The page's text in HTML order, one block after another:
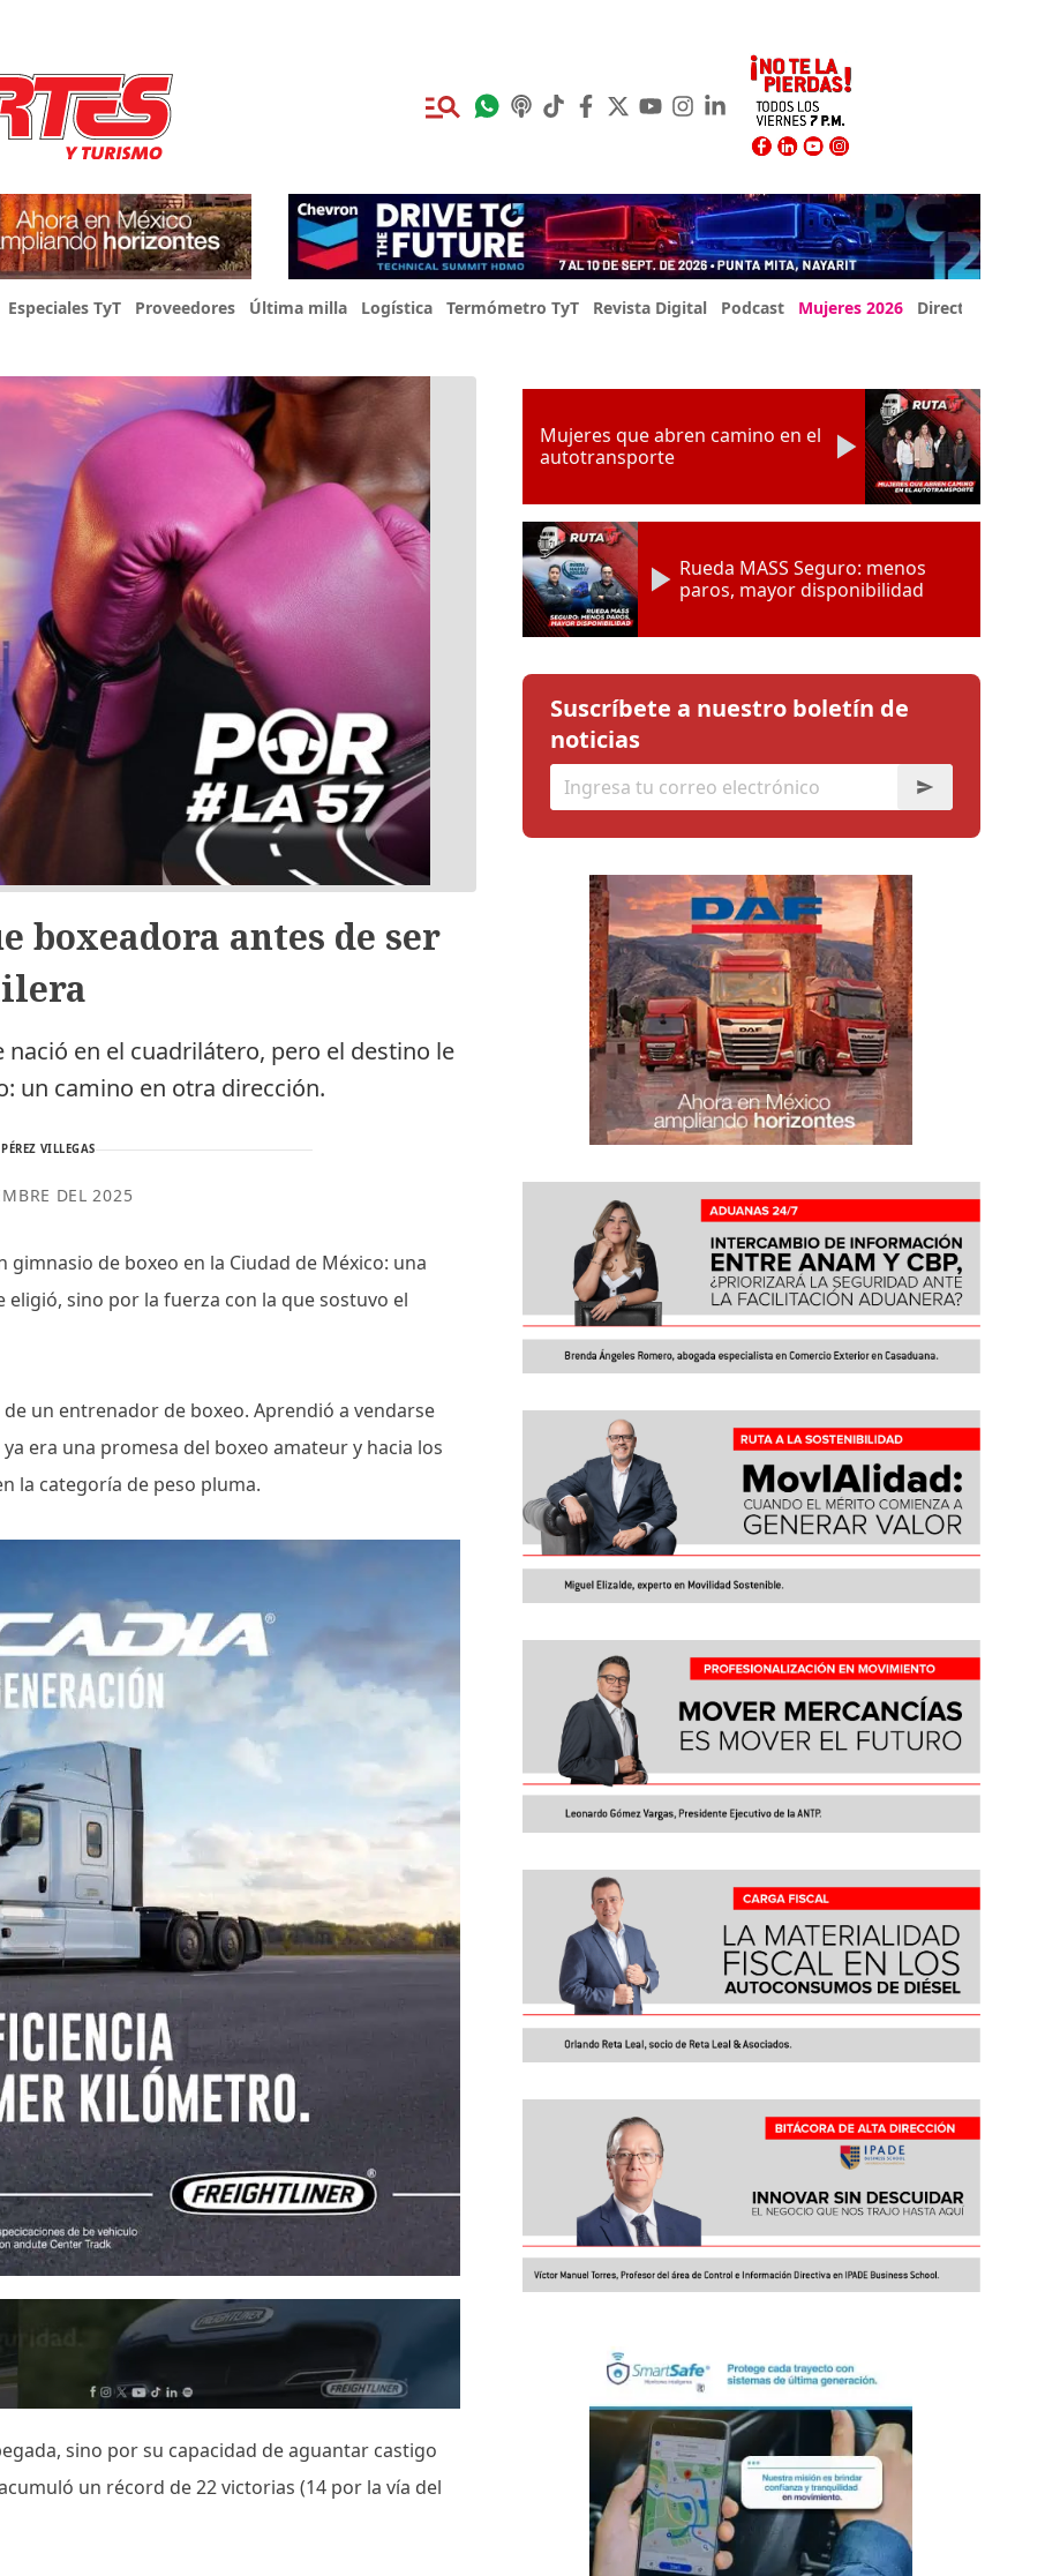
Especiales TyT Proveedores Última milla Logística Termómetro TyT Revista Digital Podcast Mujeres 2026 Directorio Expo
boxeadora antes de ser
nació en el cuadrilátero, pero el destino le
un camino en otra dirección.
VILLEGAS
DEL 2025
gimnasio de boxeo en la Ciudad de México: una
sino por la fuerza con la que sostuvo el
un entrenador de boxeo. Aprendió a vendarse
era una promesa del boxeo amateur y hacia los
la categoría de peso pluma.
sino por su capacidad de aguantar castigo
un récord de 22 victorias (14 por la vía del
Mujeres que abren camino en el
autotransporte
Rueda MASS Seguro: menos
paros, mayor disponibilidad
Suscríbete a nuestro boletín de
noticias